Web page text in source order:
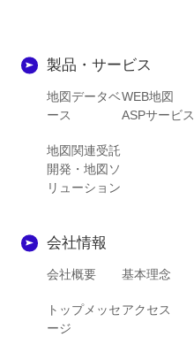
製品・サービス
地図データベ
ース
WEB地図
ASPサービス
地図関連受託
開発・地図ソ
リューション
会社情報
会社概要 基本理念
トップメッセ
ージ
アクセス